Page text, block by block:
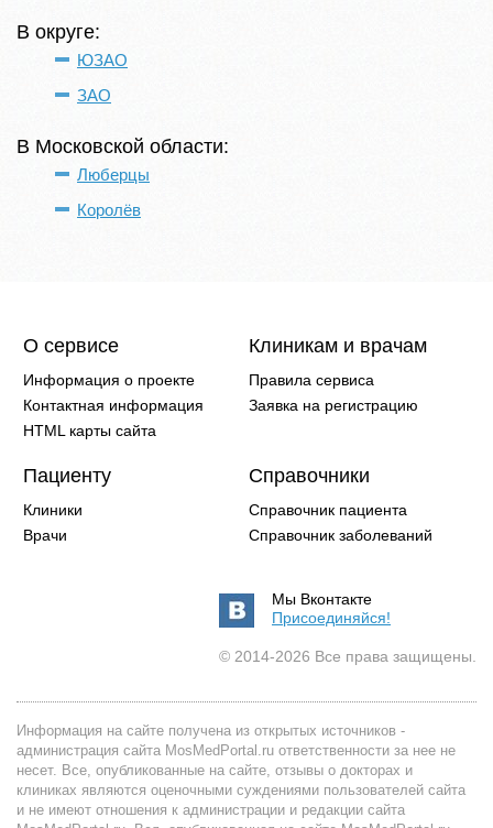
В округе:
ЮЗАО
ЗАО
В Московской области:
Люберцы
Королёв
О сервисе
Информация о проекте
Контактная информация
HTML карты сайта
Клиникам и врачам
Правила сервиса
Заявка на регистрацию
Пациенту
Клиники
Врачи
Справочники
Справочник пациента
Справочник заболеваний
Мы Вконтакте
Присоединяйся!
© 2014-2026 Все права защищены.
Информация на сайте получена из открытых источников -
администрация сайта MosMedPortal.ru ответственности за нее не
несет. Все, опубликованные на сайте, отзывы о докторах и
клиниках являются оценочными суждениями пользователей сайта
и не имеют отношения к администрации и редакции сайта